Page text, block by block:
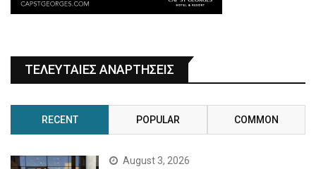
ΤΕΛΕΥΤΑΙΕΣ ΑΝΑΡΤΗΣΕΙΣ
RECENT POPULAR COMMON
August 3, 2026